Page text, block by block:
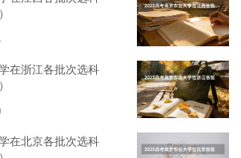
在浙江各批次选科
在北京各批次选科